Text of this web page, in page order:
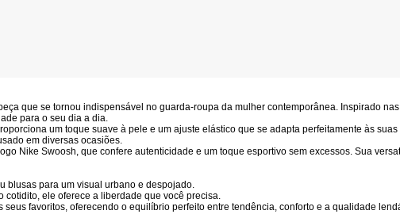
que se tornou indispensável no guarda-roupa da mulher contemporânea. Inspirado
para o seu dia a dia.
um toque suave à pele e um ajuste elástico que se adapta perfeitamente às
em diversas ocasiões.
logo Nike Swoosh, que confere autenticidade e um toque esportivo sem excessos. Sua
blusas para um visual urbano e despojado.
cotidito, ele oferece a liberdade que você precisa.
favoritos, oferecendo o equilíbrio perfeito entre tendência, conforto e a qualidade